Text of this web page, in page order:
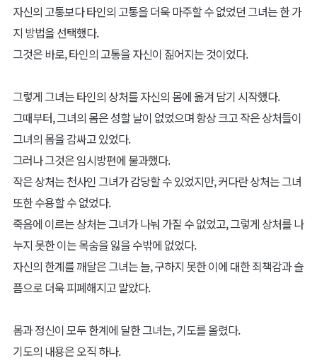
자신의 고통보다 타인의 고통을 더욱 마주할 수 없었던 그녀는 한 가
지 방법을 선택했다.
그것은 바로, 타인의 고통을 자신이 짊어지는 것이었다.
그렇게 그녀는 타인의 상처를 자신의 몸에 옮겨 담기 시작했다.
그때부터, 그녀의 몸은 성할 날이 없었으며 항상 크고 작은 상처들이
그녀의 몸을 감싸고 있었다.
그러나 그것은 임시방편에 불과했다.
작은 상처는 천사인 그녀가 감당할 수 있었지만, 커다란 상처는 그녀
또한 수용할 수 없었다.
죽음에 이르는 상처는 그녀가 나눠 가질 수 없었고, 그렇게 상처를 나
누지 못한 이는 목숨을 잃을 수밖에 없었다.
자신의 한계를 깨달은 그녀는 늘, 구하지 못한 이에 대한 죄책감과 슬
픔으로 더욱 피폐해지고 말았다.
몸과 정신이 모두 한계에 달한 그녀는, 기도를 올렸다.
기도의 내용은 오직 하나.